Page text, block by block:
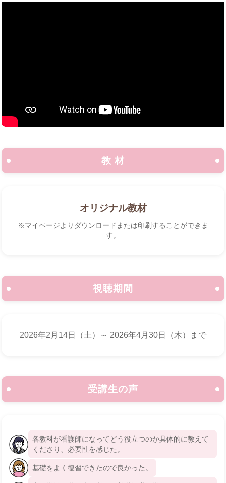
教 材
オリジナル教材
※マイページよりダウンロードまたは印刷することができま
す。
視聴期間
2026年2月14日（土）～ 2026年4月30日（木）まで
受講生の声
各教科が看護師になってどう役立つのか具体的に教えて
くださり、必要性を感じた。
基礎をよく復習できたので良かった。